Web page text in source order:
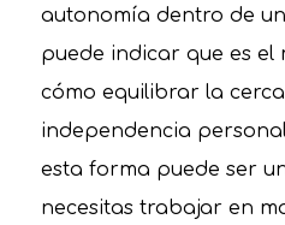
autonomía dentro de
puede indicar que es el
cómo equilibrar la
independencia
esta forma puede ser
necesitas trabajar en